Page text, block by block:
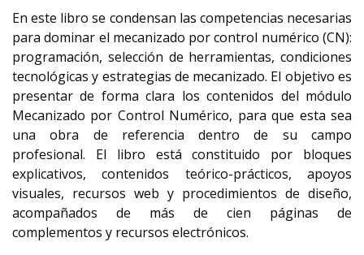
En este libro se condensan las competencias necesarias
para dominar el mecanizado por control numérico (CN):
programación, selección de herramientas, condiciones
tecnológicas y estrategias de mecanizado. El objetivo es
presentar de forma clara los contenidos del módulo
Mecanizado por Control Numérico, para que esta sea
una obra de referencia dentro de su campo
profesional. El libro está constituido por bloques
explicativos, contenidos teórico-prácticos, apoyos
visuales, recursos web y procedimientos de diseño,
acompañados de más de cien páginas de
complementos y recursos electrónicos.